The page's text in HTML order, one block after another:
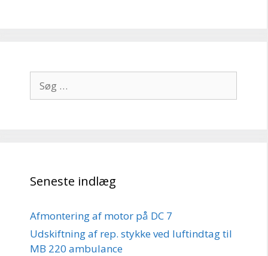
efter:
Seneste indlæg
Afmontering af motor på DC 7
Udskiftning af rep. stykke ved luftindtag til
MB 220 ambulance